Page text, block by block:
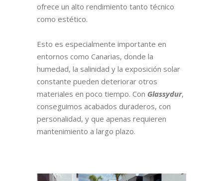
ofrece un alto rendimiento tanto técnico
como estético.
Esto es especialmente importante en
entornos como Canarias, donde la
humedad, la salinidad y la exposición solar
constante pueden deteriorar otros
materiales en poco tiempo. Con Glassydur,
conseguimos acabados duraderos, con
personalidad, y que apenas requieren
mantenimiento a largo plazo.